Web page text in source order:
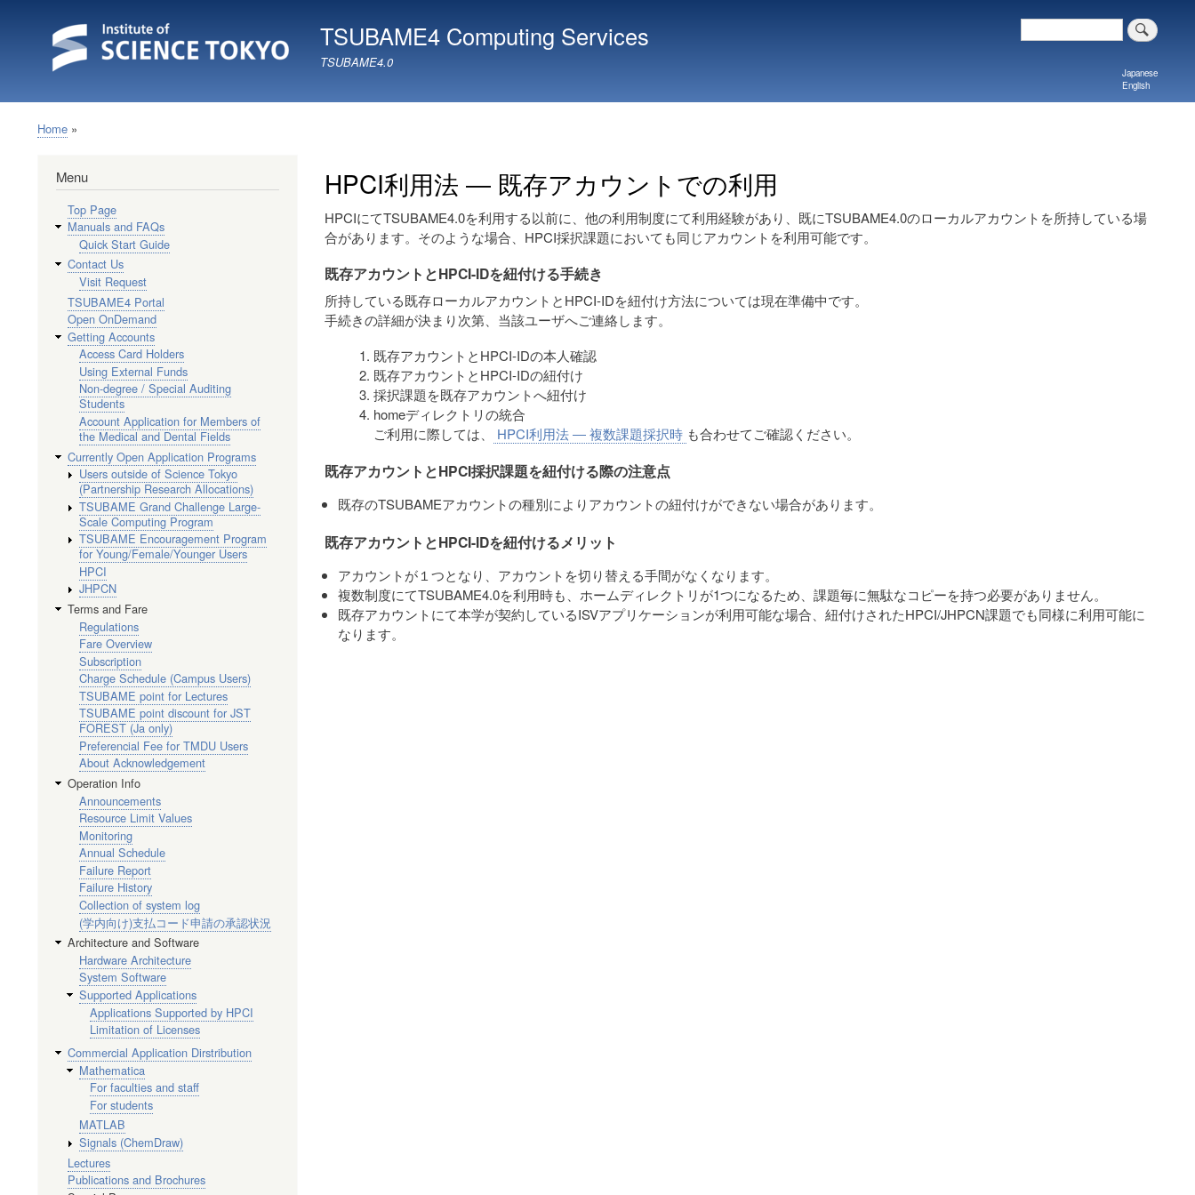
to
main
TSUBAME4 Computing Services
TSUBAME4.0
Search
Japanese
English
Breadcrumb
Home
HPCI利用法 ― 既存アカウントでの利用
HPCIにてTSUBAME4.0を利用する以前に、他の利用制度にて利用経験があり、既にTSUBAME4.0のローカルアカウントを所持している場
合があります。そのような場合、HPCI採択課題においても同じアカウントを利用可能です。
既存アカウントとHPCI-IDを紐付ける手続き
所持している既存ローカルアカウントとHPCI-IDを紐付け方法については現在準備中です。
手続きの詳細が決まり次第、当該ユーザへご連絡します。
既存アカウントとHPCI-IDの本人確認
既存アカウントとHPCI-IDの紐付け
採択課題を既存アカウントへ紐付け
homeディレクトリの統合
ご利用に際しては、
HPCI利用法 ― 複数課題採択時 も合わせてご確認ください。
既存アカウントとHPCI採択課題を紐付ける際の注意点
既存のTSUBAMEアカウントの種別によりアカウントの紐付けができない場合があります。
既存アカウントとHPCI-IDを紐付けるメリット
アカウントが１つとなり、アカウントを切り替える手間がなくなります。
複数制度にてTSUBAME4.0を利用時も、ホームディレクトリが1つになるため、課題毎に無駄なコピーを持つ必要がありません。
既存アカウントにて本学が契約しているISVアプリケーションが利用可能な場合、紐付けされたHPCI/JHPCN課題でも同様に利用可能に
なります。
Menu
Top Page
Manuals and FAQs
Quick Start Guide
Contact Us
Visit Request
TSUBAME4 Portal
Open OnDemand
Getting Accounts
Access Card Holders
Using External Funds
Non-degree / Special Auditing
Students
Account Application for Members of
the Medical and Dental Fields
Currently Open Application Programs
Users outside of Science Tokyo
(Partnership Research Allocations)
TSUBAME Grand Challenge Large-
Scale Computing Program
TSUBAME Encouragement Program
for Young/Female/Younger Users
HPCI
JHPCN
Terms and Fare
Regulations
Fare Overview
Subscription
Charge Schedule (Campus Users)
TSUBAME point for Lectures
TSUBAME point discount for JST
FOREST (Ja only)
Preferencial Fee for TMDU Users
About Acknowledgement
Operation Info
Announcements
Resource Limit Values
Monitoring
Annual Schedule
Failure Report
Failure History
Collection of system log
(学内向け)支払コード申請の承認状況
Architecture and Software
Hardware Architecture
System Software
Supported Applications
Applications Supported by HPCI
Limitation of Licenses
Commercial Application Dirstribution
Mathematica
For faculties and staff
For students
MATLAB
Signals (ChemDraw)
Lectures
Publications and Brochures